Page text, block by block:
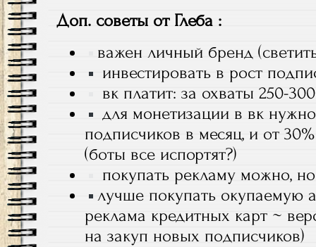
Доп. советы от Глеба :
важен личный бренд
инвестировать в рост
вк платит: за охваты 250-
для монетизации в вк
подписчиков в месяц, и от
(боты все испортят?)
покупать рекламу можно,
лучше покупать окупаемую
реклама кредитных карт ~
на закуп новых подписчиков)